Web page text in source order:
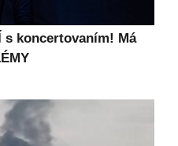
s koncertovaním! Má